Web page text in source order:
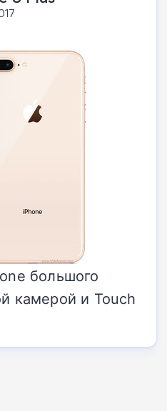
большого
камерой и Touch